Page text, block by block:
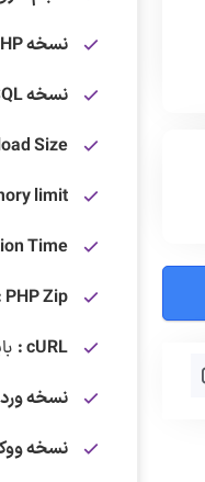
نسخه PHP مورد نیاز :
نسخه MySQL مورد نیاز :
Size :
limit :
Time :
PHP Zip :
cURL :
نسخه
نسخه